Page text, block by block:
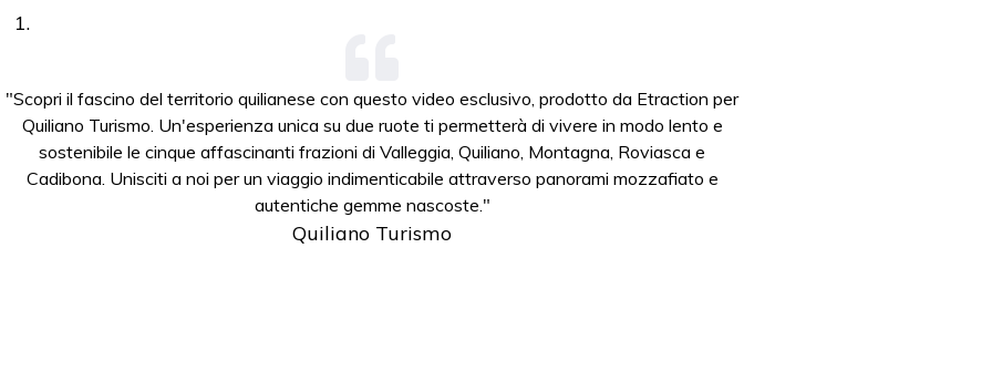
"Scopri il fascino del territorio quilianese con questo video esclusivo, prodotto da Etraction per
Quiliano Turismo. Un'esperienza unica su due ruote ti permetterà di vivere in modo lento e
sostenibile le cinque affascinanti frazioni di Valleggia, Quiliano, Montagna, Roviasca e
Cadibona. Unisciti a noi per un viaggio indimenticabile attraverso panorami mozzafiato e
autentiche gemme nascoste."
Quiliano Turismo